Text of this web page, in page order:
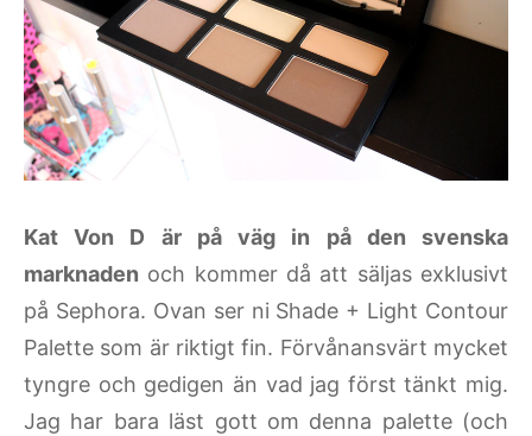
Kat Von D är på väg in på den svenska
marknaden och kommer då att säljas exklusivt
på Sephora. Ovan ser ni Shade + Light Contour
Palette som är riktigt fin. Förvånansvärt mycket
tyngre och gedigen än vad jag först tänkt mig.
Jag har bara läst gott om denna palette (och